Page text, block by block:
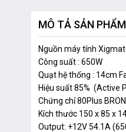
MÔ TẢ SẢN PHẨM
Nguồn máy tính
Công suất : 650W
Quạt hệ thống : 14cm
Hiệu suất 85% (Active
Chứng chỉ 80Plus
Kích thước 150 x 85 x
Output: +12V 54.1A